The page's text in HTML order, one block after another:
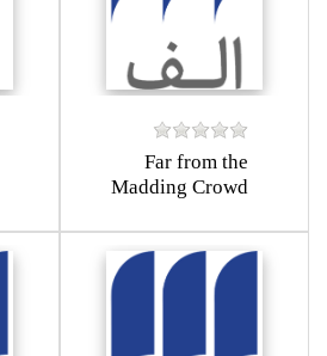
Far from the
Madding Crowd